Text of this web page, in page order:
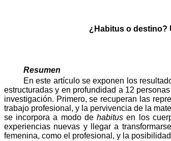
¿Habitus o destino?
Resumen
En este artículo se exponen los
estructuradas y en profundidad a 12
investigación. Primero, se recuperan las
trabajo profesional, y la pervivencia de la
se incorpora a modo dehabitus en los
experiencias nuevas y llegar a
femenina, como el profesional, y la